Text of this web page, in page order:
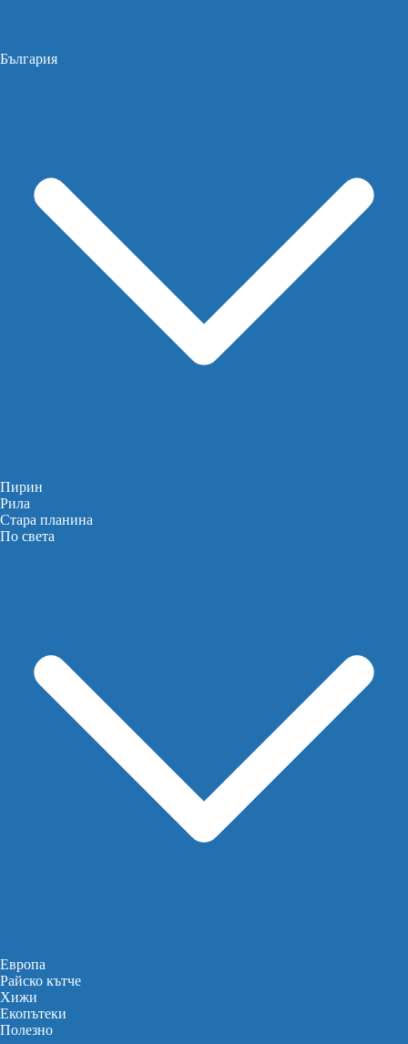
България
Пирин
Рила
Стара планина
По света
Европа
Райско кътче
Хижи
Екопътеки
Полезно